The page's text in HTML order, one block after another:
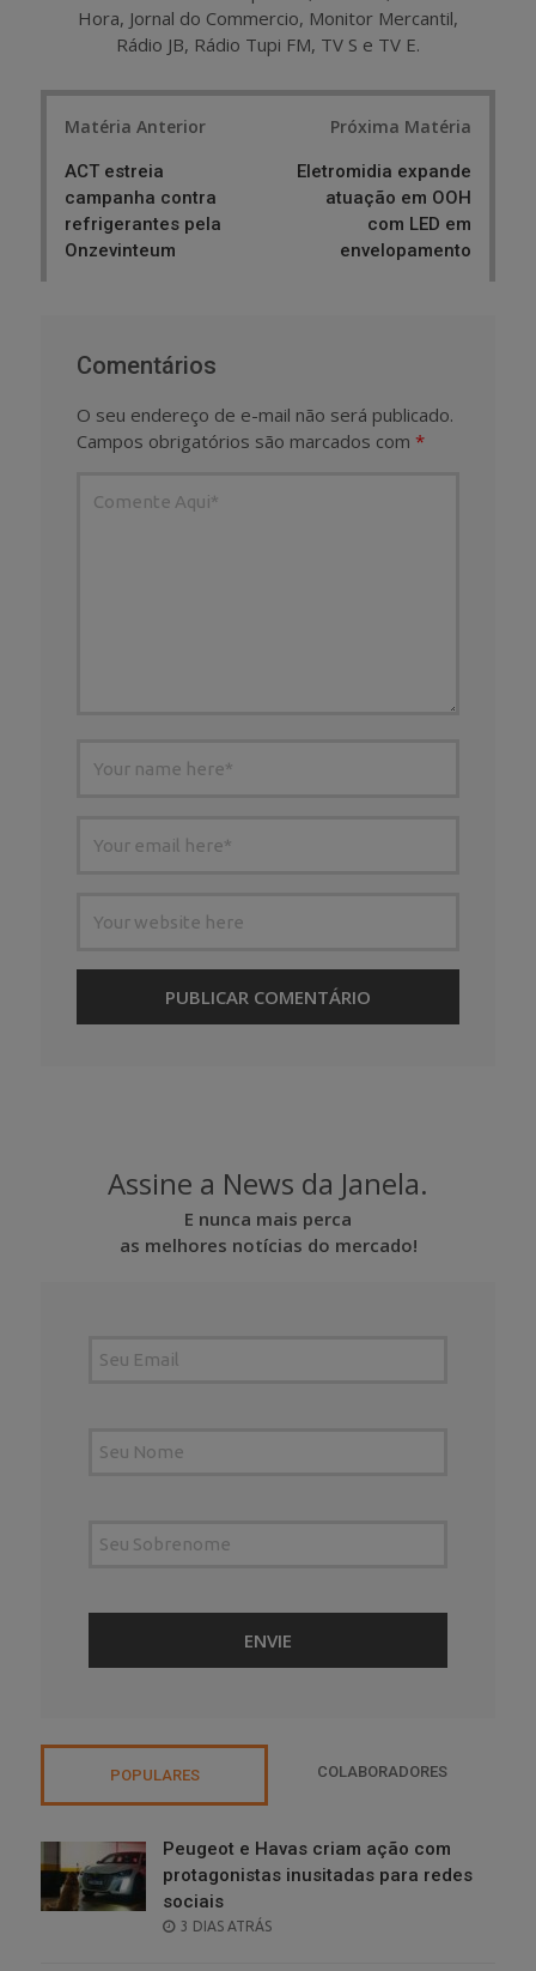
Hora, Jornal do Commercio, Monitor Mercantil,
Rádio JB, Rádio Tupi FM, TV S e TV E.
Matéria Anterior
ACT estreia
campanha contra
refrigerantes pela
Onzevinteum
Próxima Matéria
Eletromidia expande
atuação em OOH
com LED em
envelopamento
Comentários
O seu endereço de e-mail não será publicado.
Campos obrigatórios são marcados com *
Assine a News da Janela.
E nunca mais perca
as melhores notícias do mercado!
POPULARES COLABORADORES
Peugeot e Havas criam ação com
protagonistas inusitadas para redes
sociais
POSTED
3 DIAS ATRÁS